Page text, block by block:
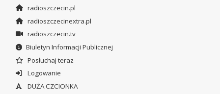
radioszczecin.pl
radioszczecinextra.pl
radioszczecin.tv
Biuletyn Informacji Publicznej
Posłuchaj teraz
Logowanie
DUŻA CZCIONKA